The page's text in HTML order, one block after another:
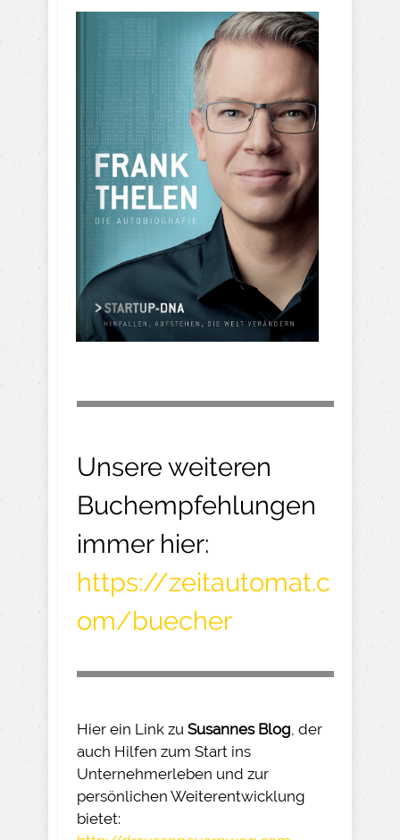
Unsere weiteren
Buchempfehlungen
immer hier:
https://zeitautomat.c
om/buecher
Hier ein Link zu Susannes Blog, der
auch Hilfen zum Start ins
Unternehmerleben und zur
persönlichen Weiterentwicklung
bietet: